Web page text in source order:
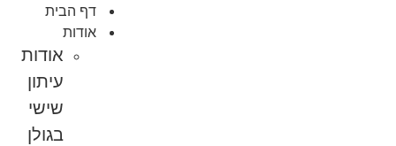
דף הבית
אודות
אודות
עיתון
שישי
בגולן